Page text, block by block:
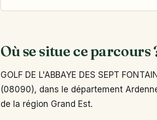
Où se situe ce parcours
GOLF DE L'ABBAYE DES SEPT
(08090), dans le département
de la région Grand Est.